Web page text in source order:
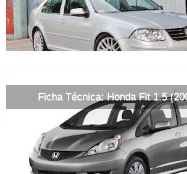
Ficha Técnica: Honda Fit 1.5